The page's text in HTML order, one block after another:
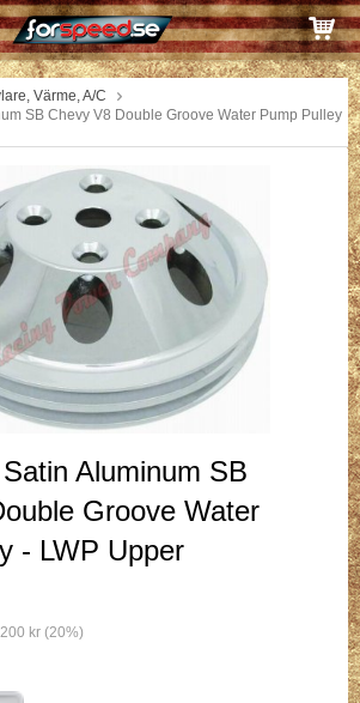
Värme, A/C
SB Chevy V8 Double Groove Water Pump Pulley
Aluminum SB
Groove Water
- LWP Upper
kr (20%)